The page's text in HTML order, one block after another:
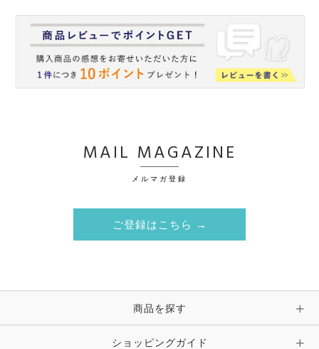
MAIL MAGAZINE
メルマガ登録
ご登録はこちら →
商品を探す
ショッピングガイド